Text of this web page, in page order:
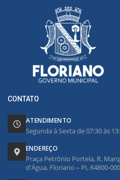
CONTATO
ATENDIMENTO
Segunda à Sexta de 07:30 às
ENDEREÇO
Praça Petrônio Portela, R.
d'Água, Floriano – PI, 64800-000